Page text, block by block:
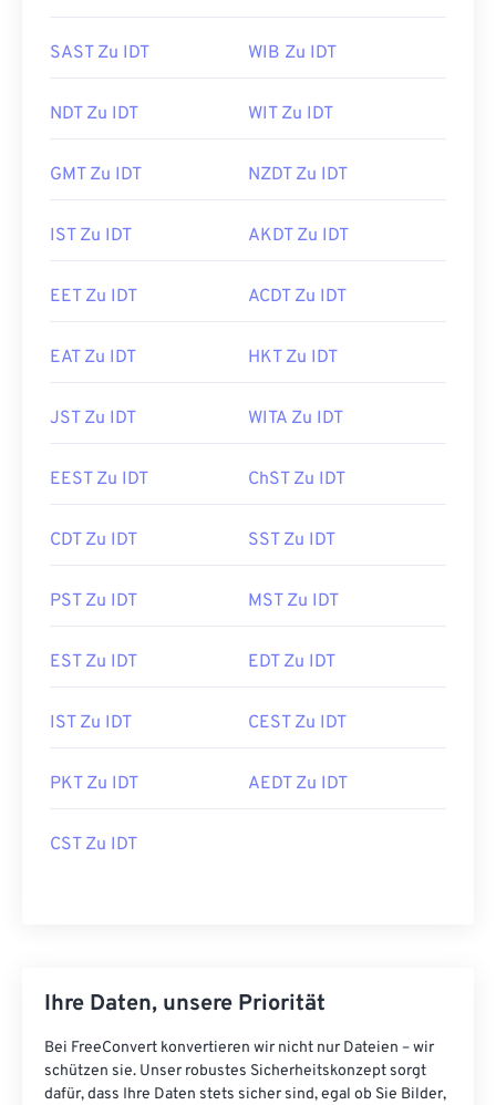
SAST Zu IDT WIB Zu IDT
NDT Zu IDT WIT Zu IDT
GMT Zu IDT NZDT Zu IDT
IST Zu IDT AKDT Zu IDT
EET Zu IDT ACDT Zu IDT
EAT Zu IDT HKT Zu IDT
JST Zu IDT WITA Zu IDT
EEST Zu IDT ChST Zu IDT
CDT Zu IDT SST Zu IDT
PST Zu IDT MST Zu IDT
EST Zu IDT EDT Zu IDT
IST Zu IDT CEST Zu IDT
PKT Zu IDT AEDT Zu IDT
CST Zu IDT
Ihre Daten, unsere Priorität
Bei FreeConvert konvertieren wir nicht nur Dateien – wir
schützen sie. Unser robustes Sicherheitskonzept sorgt
dafür, dass Ihre Daten stets sicher sind, egal ob Sie Bilder,